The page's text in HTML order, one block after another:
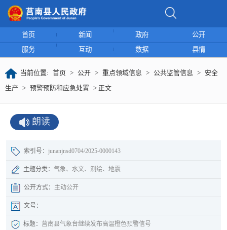
首页 新闻 政府
公开
服务
互动 数据 县情
当前位置: 首页 > 公开 > 重点领域信息 > 公共监管信息 > 安全
生产 > 预警预防和应急处置 > 正文
朗读
索引号： junanjnsd0704/2025-0000143
主题分类： 气象、水文、测绘、地震
公开方式： 主动公开
文号：
标题： 莒南县气象台继续发布高温橙色预警信号